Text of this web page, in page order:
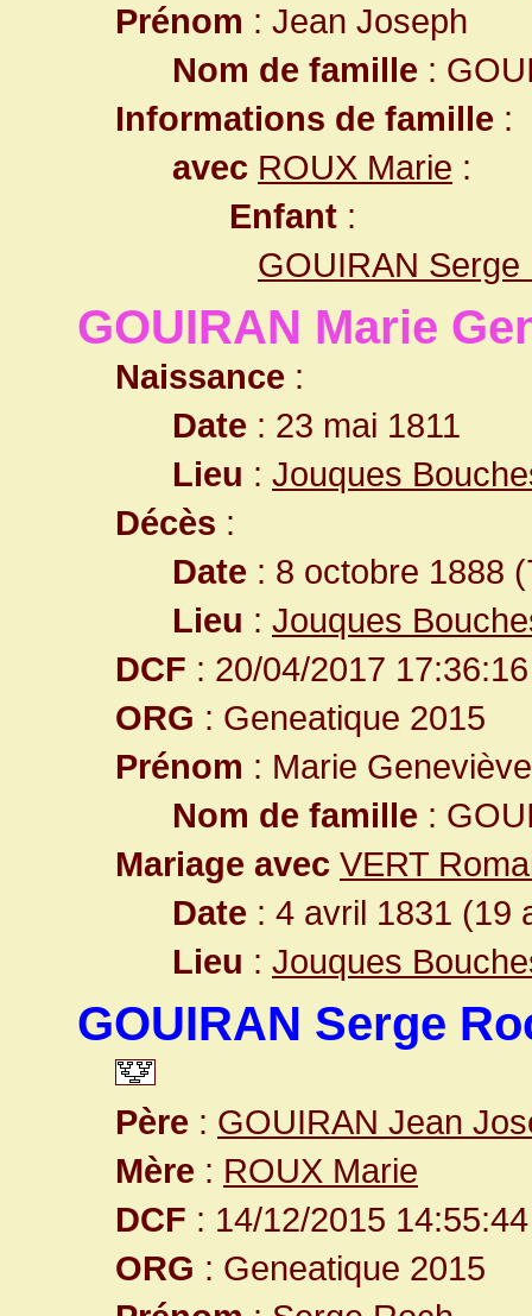
Prénom : Jean Joseph
Nom de famille :
Informations de famille :
avec ROUX Marie :
Enfant :
GOUIRAN Serge
GOUIRAN Marie
Naissance :
Date : 23 mai 1811
Lieu : Jouques
Décès :
Date : 8 octobre 1888
Lieu : Jouques
DCF : 20/04/2017 17:36:16
ORG : Geneatique 2015
Prénom : Marie Geneviève
Nom de famille :
Mariage avec VERT
Date : 4 avril 1831 (19
Lieu : Jouques
GOUIRAN Serge
Père : GOUIRAN Jean
Mère : ROUX Marie
DCF : 14/12/2015 14:55:44
ORG : Geneatique 2015